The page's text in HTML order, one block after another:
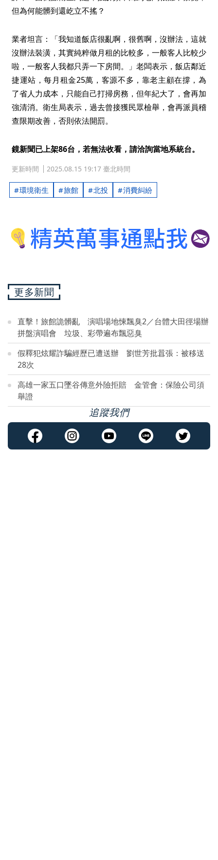
但為何能髒到還屹立不搖？
業者坦言：「我知道飯店很亂啊，很舊啊，沒辦法，這就
沒辦法裝潢，其實純粹做月租的比較多，一般客人比較少
啦，一般客人我都只弄一下房間。」老闆表示，飯店鄰近
捷運站，每月租金25萬，客源不多，靠老主顧在撐，為
了省人力成本，只能自己打掃房務，但年紀大了，會再加
強清消。衛生局表示，過去曾接獲民眾檢舉，會再派員稽
查限期改善，否則依法開罰。
鏡新聞已上架86台，若無法收看，請洽詢當地系統台。
更新時間 2025.08.15 19:17 臺北時間
環境衛生 旅館 北投 消費糾紛
更多新聞
直擊！旅館詭髒亂 演唱場地悚飄臭2／台體大田徑場辦
拼盤演唱會 垃圾、彩帶遍布飄惡臭
假釋犯炫耀詐騙經歷已遭送辦 劉世芳批囂張：被移送
28次
高雄一家五口墜谷傳意外險拒賠 金管會：保險公司須
舉證
追蹤我們